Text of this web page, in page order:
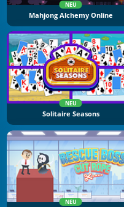
NEU
Mahjong Alchemy Online
NEU
Solitaire Seasons
NEU